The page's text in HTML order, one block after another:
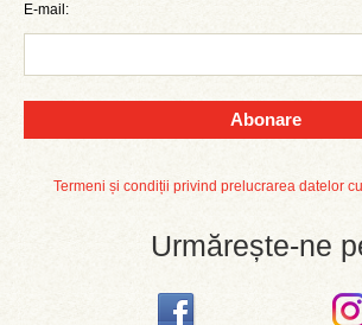
E-mail:
Abonare
Termeni și condiții privind prelucrarea datelor
Urmărește-ne